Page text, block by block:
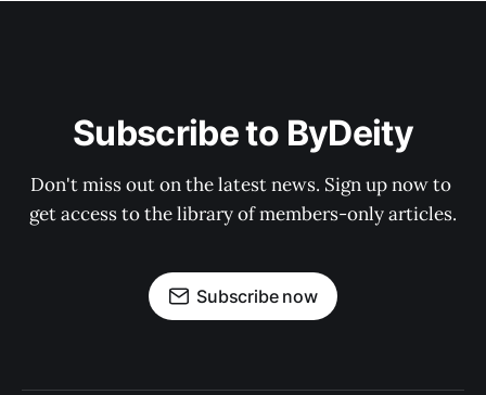
Subscribe to ByDeity
Don't miss out on the latest news. Sign up now to
get access to the library of members-only articles.
Subscribe now